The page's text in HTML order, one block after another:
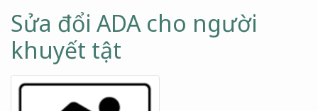
Sửa đổi ADA cho người
khuyết tật